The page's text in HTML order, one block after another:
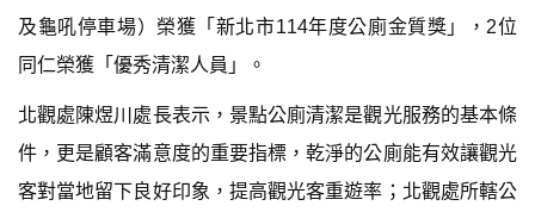
及龜吼停車場）榮獲「新北市114年度公廁金質獎」，2位
同仁榮獲「優秀清潔人員」。
北觀處陳煜川處長表示，景點公廁清潔是觀光服務的基本條
件，更是顧客滿意度的重要指標，乾淨的公廁能有效讓觀光
客對當地留下良好印象，提高觀光客重遊率；北觀處所轄公